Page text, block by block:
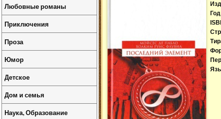
Любовные романы
Приключения
Проза
Юмор
Детское
Дом и семья
Наука, Образование